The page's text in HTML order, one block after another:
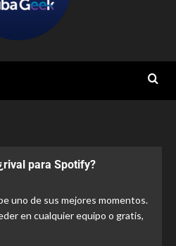
para Spotify?
uno de sus mejores momentos.
en cualquier equipo o gratis,